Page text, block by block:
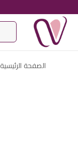
الصفحة الرئيسية